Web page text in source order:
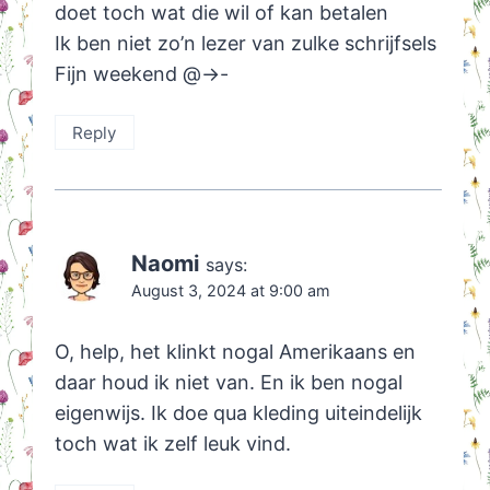
doet toch wat die wil of kan betalen
Ik ben niet zo’n lezer van zulke schrijfsels
Fijn weekend @->-
Reply
Naomi says:
August 3, 2024 at 9:00 am
O, help, het klinkt nogal Amerikaans en
daar houd ik niet van. En ik ben nogal
eigenwijs. Ik doe qua kleding uiteindelijk
toch wat ik zelf leuk vind.